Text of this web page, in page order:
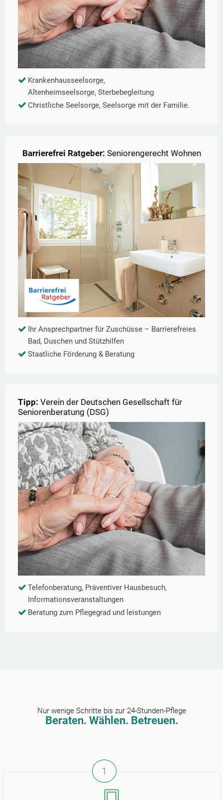
Krankenhausseelsorge,
Altenheimseelsorge, Sterbebegleitung
Christliche Seelsorge, Seelsorge mit der Familie.
Barrierefrei Ratgeber: Seniorengerecht Wohnen
Ihr Ansprechpartner für Zuschüsse – Barrierefreies
Bad, Duschen und Stützhilfen
Staatliche Förderung & Beratung
Tipp: Verein der Deutschen Gesellschaft für
Seniorenberatung (DSG)
Telefonberatung, Präventiver Hausbesuch,
Informationsveranstaltungen
Beratung zum Pflegegrad und leistungen
Nur wenige Schritte bis zur 24-Stunden-Pflege
Beraten. Wählen. Betreuen.
1